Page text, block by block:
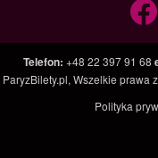
Telefon: +48 22 397 91 68
ParyzBilety.pl, Wszelkie prawa
Polityka